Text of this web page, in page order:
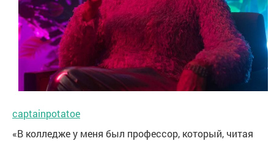
captainpotatoe
«В колледже у меня был профессор, который, читая